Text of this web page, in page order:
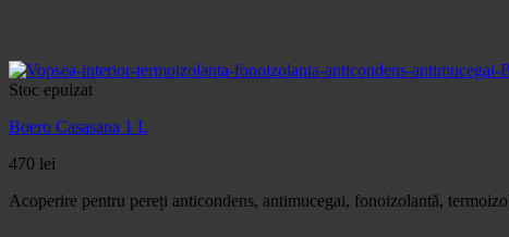
Stoc epuizat
Boero Casasana 1 L
470 lei
Acoperire pentru pereți anticondens, antimucegai, fonoizolantă,